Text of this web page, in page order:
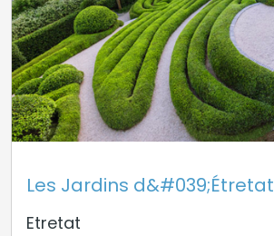
Les Jardins d&#039;Étretat
Etretat